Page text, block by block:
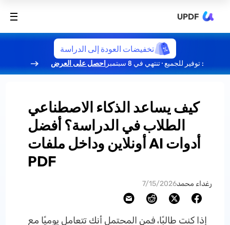
UPDF
تخفيضات العودة إلى الدراسة
: توفير للجميع · تنتهي في 8 سبتمبر احصل على العرض
كيف يساعد الذكاء الاصطناعي
الطلاب في الدراسة؟ أفضل
أدوات AI أونلاين وداخل ملفات
PDF
رغداء محمد7/15/2026
إذا كنت طالبًا، فمن المحتمل أنك تتعامل يوميًا مع